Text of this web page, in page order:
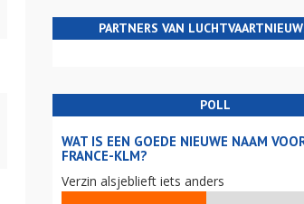
PARTNERS VAN
POLL
WAT IS EEN GOEDE NIEUWE NAAM
FRANCE-KLM?
Verzin alsjeblieft iets anders